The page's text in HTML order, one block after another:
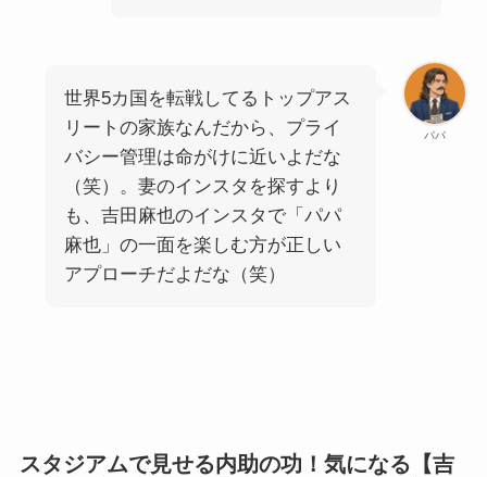
パパ
世界5カ国を転戦してるトップアス
リートの家族なんだから、プライ
バシー管理は命がけに近いよだな
（笑）。妻のインスタを探すより
も、吉田麻也のインスタで「パパ
麻也」の一面を楽しむ方が正しい
アプローチだよだな（笑）
スタジアムで見せる内助の功！気になる【吉